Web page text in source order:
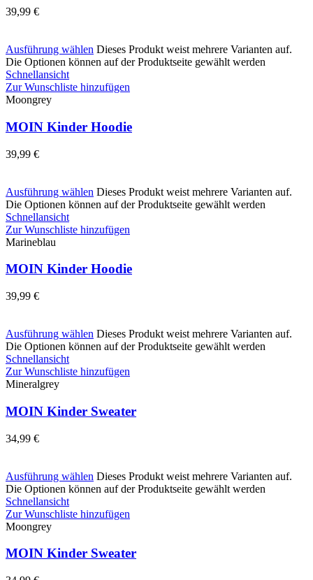
39,99 €
Ausführung wählen Dieses Produkt weist mehrere Varianten auf.
Die Optionen können auf der Produktseite gewählt werden
Schnellansicht
Zur Wunschliste hinzufügen
Moongrey
MOIN Kinder Hoodie
39,99 €
Ausführung wählen Dieses Produkt weist mehrere Varianten auf.
Die Optionen können auf der Produktseite gewählt werden
Schnellansicht
Zur Wunschliste hinzufügen
Marineblau
MOIN Kinder Hoodie
39,99 €
Ausführung wählen Dieses Produkt weist mehrere Varianten auf.
Die Optionen können auf der Produktseite gewählt werden
Schnellansicht
Zur Wunschliste hinzufügen
Mineralgrey
MOIN Kinder Sweater
34,99 €
Ausführung wählen Dieses Produkt weist mehrere Varianten auf.
Die Optionen können auf der Produktseite gewählt werden
Schnellansicht
Zur Wunschliste hinzufügen
Moongrey
MOIN Kinder Sweater